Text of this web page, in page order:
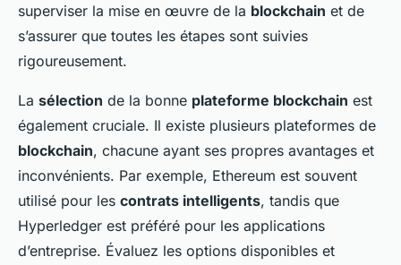
superviser la mise en œuvre de la blockchain et de
s’assurer que toutes les étapes sont suivies
rigoureusement.
La sélection de la bonne plateforme blockchain est
également cruciale. Il existe plusieurs plateformes de
blockchain, chacune ayant ses propres avantages et
inconvénients. Par exemple, Ethereum est souvent
utilisé pour les contrats intelligents, tandis que
Hyperledger est préféré pour les applications
d’entreprise. Évaluez les options disponibles et